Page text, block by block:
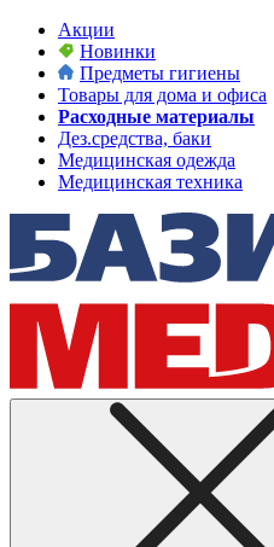
Акции
Новинки
Предметы гигиены
Товары для дома и офиса
Расходные материалы
Дез.средства, баки
Медицинская одежда
Медицинская техника